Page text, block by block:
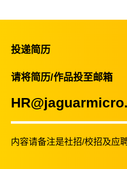
投递简历
请将简历/作品投至邮箱
内容请备注是社招/校招及应